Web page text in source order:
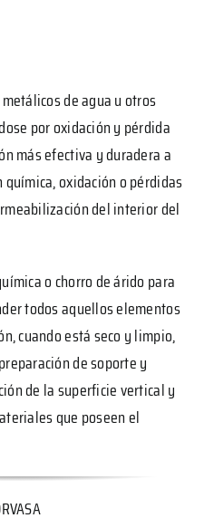
de agua u otros
por oxidación y pérdida
más efectiva y duradera a
oxidación o pérdidas
del interior del
o chorro de árido para
todos aquellos elementos
cuando está seco y limpio,
de soporte y
de la superficie vertical y
que poseen el